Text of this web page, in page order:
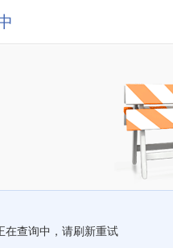
在查询中，请刷新重试